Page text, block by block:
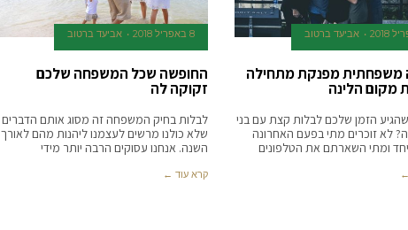
אביעד ברטוב
משפחתית מפנקת מתחילה
מקום הלינה
הזמן שלכם לבלות קצת עם בני
לא זוכרים מתי בפעם האחרונה
ומתי השארתם את הטלפונים
8 באפריל 2018 אביעד ברטוב
החופשה שכל המשפחה שלכם
זקוקה לה
לבלות בחיק המשפחה זה מסוג אותם הדברים
שלא כולנו מרשים לעצמנו ליהנות מהם לאורך
השנה. אנחנו עסוקים הרבה יותר מידי
קרא עוד ←